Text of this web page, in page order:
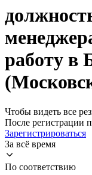
работу в
Чтобы видеть все
После регистрации
Зарегистрироваться
За всё время
По соответствию